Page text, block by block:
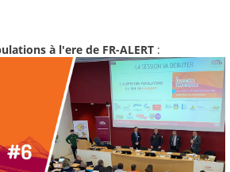
à l'ere de FR-ALERT :